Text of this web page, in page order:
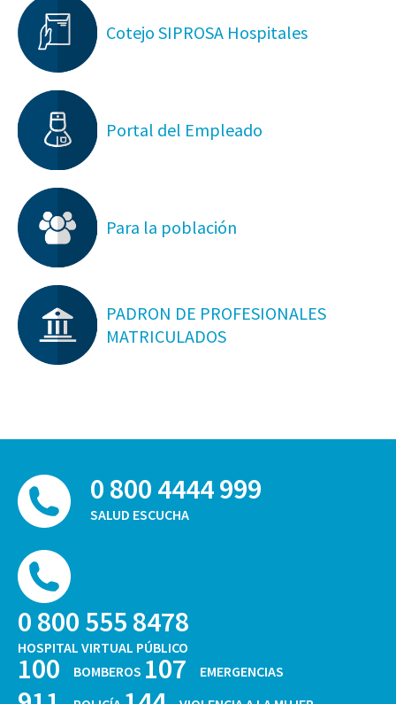
Cotejo SIPROSA Hospitales
Portal del Empleado
Para la población
PADRON DE PROFESIONALES
MATRICULADOS
0 800 4444 999
SALUD ESCUCHA
0 800 555 8478
HOSPITAL VIRTUAL PÚBLICO
100 BOMBEROS 107 EMERGENCIAS